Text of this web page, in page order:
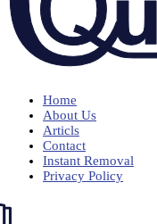
Home
About Us
Articls
Contact
Instant Removal
Privacy Policy